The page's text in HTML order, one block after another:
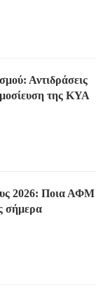
Αντιδράσεις
της ΚΥΑ
2026: Ποια ΑΦΜ
σήμερα